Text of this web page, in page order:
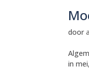
door
in